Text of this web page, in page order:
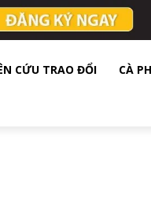
CỨU TRAO ĐỔI CÀ